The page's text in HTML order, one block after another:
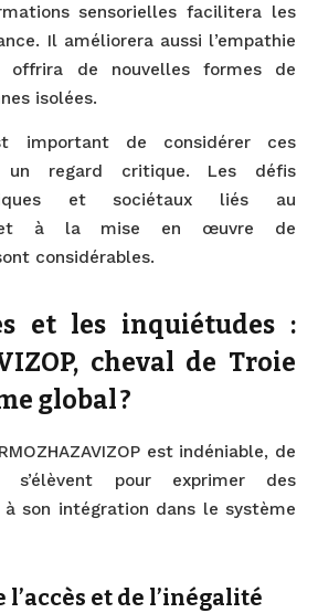
sensorielles facilitera les
Il améliorera aussi l’empathie
offrira de nouvelles formes de
isolées.
important de considérer ces
un regard critique. Les défis
et sociétaux liés au
et à la mise en œuvre de
considérables.
et les inquiétudes :
cheval de Troie
global ?
est indéniable, de
s’élèvent pour exprimer des
son intégration dans le système
l’accès et de l’inégalité